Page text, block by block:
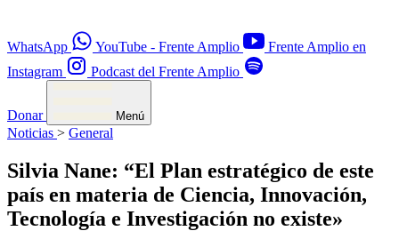
WhatsApp YouTube - Frente Amplio
Frente Amplio en
Instagram
Podcast del Frente Amplio
Donar Menú
Noticias > General
Silvia Nane: “El Plan estratégico de este
país en materia de Ciencia, Innovación,
Tecnología e Investigación no existe»